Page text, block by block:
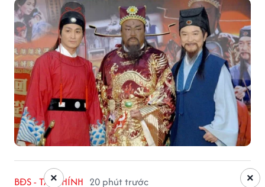
BĐS - TÀI CHÍNH 20 phút trước ×
×